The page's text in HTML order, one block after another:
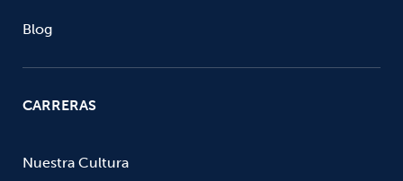
Blog
CARRERAS
Nuestra Cultura